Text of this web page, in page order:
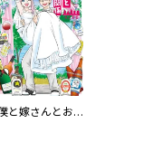
僕と嫁さんとお酒の関係